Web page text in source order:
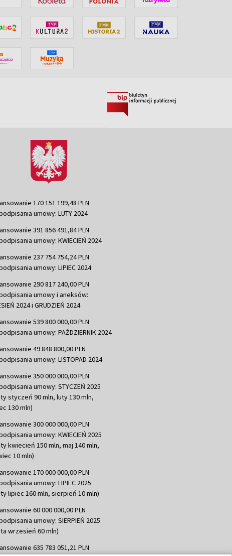
170 151 199,48 PLN
umowy: LUTY 2024
391 856 491,84 PLN
umowy: KWIECIEŃ 2024
237 754 754,24 PLN
umowy: LIPIEC 2024
290 817 240,00 PLN
umowy i aneksów:
2024 i GRUDZIEŃ 2024
539 800 000,00 PLN
umowy: PAŹDZIERNIK 2024
49 848 800,00 PLN
umowy: LISTOPAD 2024
350 000 000,00 PLN
umowy: STYCZEŃ 2025
styczeń 90 mln, luty 130 mln,
130 mln)
300 000 000,00 PLN
umowy: KWIECIEŃ 2025
kwiecień 150 mln, maj 140 mln,
10 mln)
170 000 000,00 PLN
umowy: LIPIEC 2025
lipiec 160 mln, sierpień 10 mln)
60 000 000,00 PLN
umowy: SIERPIEŃ 2025
wrzesień 60 mln)
635 783 051,21 PLN